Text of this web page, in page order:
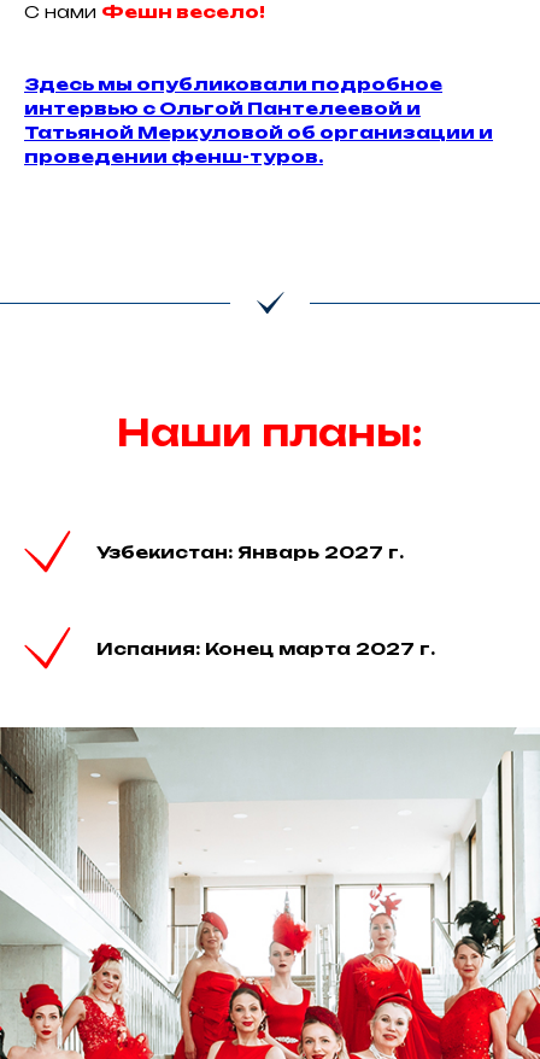
С нами Фешн весело!
Здесь мы опубликовали подробное
интервью с Ольгой Пантелеевой и
Татьяной Меркуловой об организации и
проведении фенш-туров.
Наши планы:
Узбекистан: Январь 2027 г.
Испания: Конец марта 2027 г.